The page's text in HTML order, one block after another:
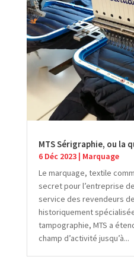
MTS Sérigraphie, ou la
6 Déc 2023| Marquage
Le marquage, textile
secret pour l’entreprise
service des revendeurs
historiquement
tampographie, MTS a
champ d’activité jusqu’à...